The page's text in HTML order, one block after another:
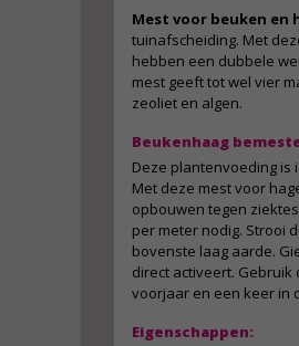
Mest voor beuken en
tuinafscheiding. Met
hebben een dubbele
mest geeft tot wel vier
zeoliet en algen.
Beukenhaag
Deze plantenvoeding is
Met deze mest voor
opbouwen tegen
per meter nodig. Strooi
bovenste laag aarde.
direct activeert.
voorjaar en een keer in
Eigenschappen: